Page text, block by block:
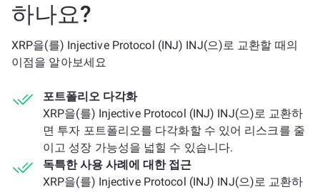
하나요?
XRP을(를) Injective Protocol (INJ) INJ(으)로 교환할 때의
이점을 알아보세요
포트폴리오 다각화
XRP을(를) Injective Protocol (INJ) INJ(으)로 교환하
면 투자 포트폴리오를 다각화할 수 있어 리스크를 줄
이고 성장 가능성을 넓힐 수 있습니다.
독특한 사용 사례에 대한 접근
XRP을(를) Injective Protocol (INJ) INJ(으)로 교환하